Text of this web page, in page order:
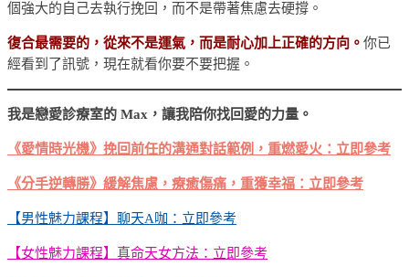
個強大的自己去執行挽回，而不是帶著焦慮去硬撐。
復合最需要的，從來不是運氣，而是耐心加上正確的方向。 你已
經看到了訊號，現在就看你要不要把握。
我是戀愛診療室的 Max，讓我陪你找回愛的力量。
《愛情時光機》挽回前任的溝通對話範例，重燃愛火：立即參考
《分手逆轉勝》緩解焦慮，療癒傷痛，重獲幸福：立即參考
【男性魅力課程】聊天A咖：立即參考
【女性魅力課程】真命天女方法：立即參考